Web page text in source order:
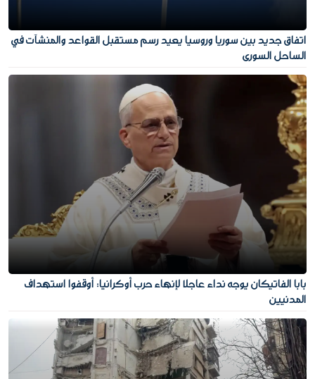
اتفاق جديد بين سوريا وروسيا يعيد رسم مستقبل القواعد والمنشآت في
الساحل السوري
بابا الفاتيكان يوجه نداء عاجلا لإنهاء حرب أوكرانيا: أوقفوا استهداف
المدنيين